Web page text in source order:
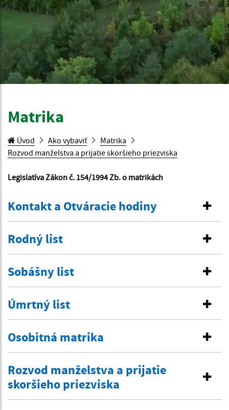
Matrika
Úvod Ako vybaviť
Matrika
Rozvod manželstva a prijatie skoršieho priezviska
Legislatíva Zákon č. 154/1994 Zb. o matrikách
Kontakt a Otváracie hodiny
Rodný list
Sobášny list
Úmrtný list
Osobitná matrika
Rozvod manželstva a prijatie
skoršieho priezviska